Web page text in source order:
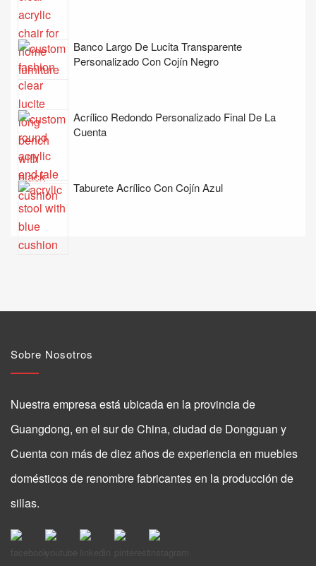
Banco Largo De Lucita Transparente
Personalizado Con Cojín Negro
Acrílico Redondo Personalizado Final De La
Cuenta
Taburete Acrílico Con Cojín Azul
Sobre Nosotros
Nuestra empresa está ubicada en la provincia de
Guangdong, en el sur de China, ciudad de Dongguan y
Cuenta con más de diez años de experiencia en muebles
domésticos de renombre fabricantes en la producción de
sillas.